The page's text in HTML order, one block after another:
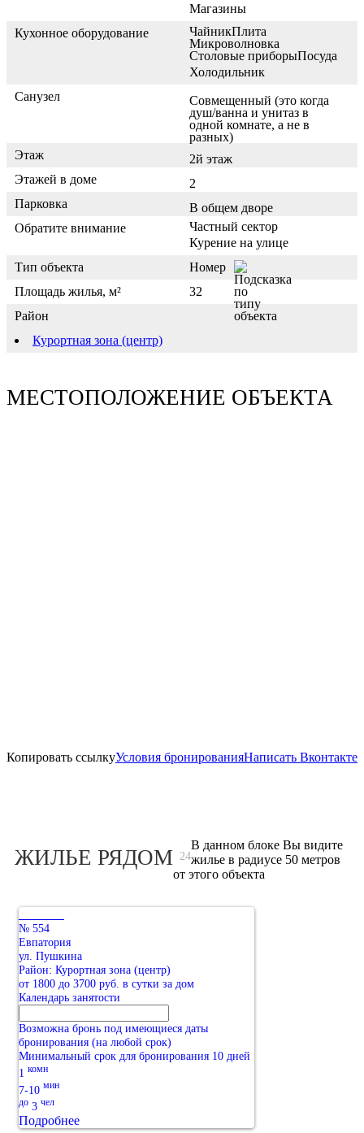
Магазины
Кухонное оборудование
ЧайникПлита
Микроволновка
Столовые приборыПосуда
Холодильник
Санузел
Совмещенный (это когда
душ/ванна и унитаз в
одной комнате, а не в
разных)
Этаж
2й этаж
Этажей в доме
2
Парковка
В общем дворе
Обратите внимание
Частный сектор
Курение на улице
Тип объекта
Номер
Площадь жилья, м²
32
Район
Курортная зона (центр)
МЕСТОПОЛОЖЕНИЕ ОБЪЕКТА
Копировать ссылкуУсловия бронированияНаписать Вконтакте
ЖИЛЬЕ РЯДОМ 24
В данном блоке Вы видите
жилье в радиусе 50 метров
от этого объекта
№ 554
Евпатория
ул. Пушкина
Район: Курортная зона (центр)
от 1800 до 3700 руб. в сутки за дом
Календарь занятости
Возможна бронь под имеющиеся даты
бронирования (на любой срок)
Минимальный срок для бронирования 10 дней
1 комн
7-10 мин
до 3 чел
Подробнее